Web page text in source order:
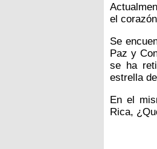
el
Se
Paz y
se ha
estrella
En el
Rica,